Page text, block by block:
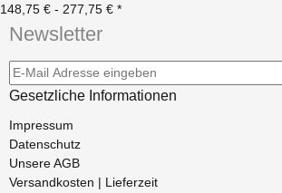
148,75 € - 277,75 € *
Newsletter
Newsletter-Registrierung
Gesetzliche Informationen
Impressum
Datenschutz
Unsere AGB
Versandkosten | Lieferzeit